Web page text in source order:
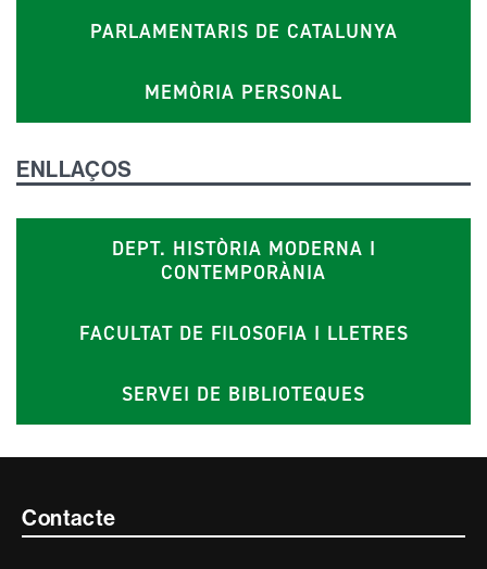
PARLAMENTARIS DE CATALUNYA
MEMÒRIA PERSONAL
ENLLAÇOS
DEPT. HISTÒRIA MODERNA I
CONTEMPORÀNIA
FACULTAT DE FILOSOFIA I LLETRES
SERVEI DE BIBLIOTEQUES
Contacte
Contacte